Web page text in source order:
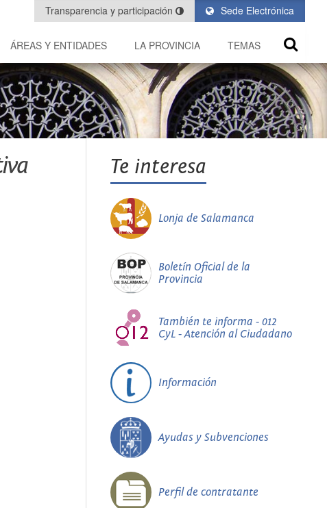
Sede Electrónica
Transparencia y participación
ÁREAS Y ENTIDADES LA PROVINCIA TEMAS
Te interesa
Lonja de Salamanca
Boletín Oficial de la
Provincia
También te informa - 012
CyL - Atención al Ciudadano
Información
Ayudas y Subvenciones
Perfil de contratante